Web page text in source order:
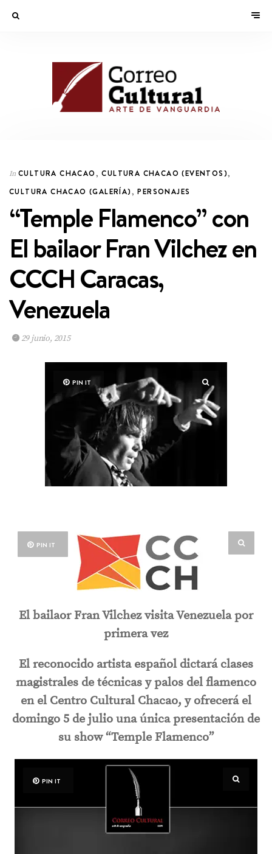
In CULTURA CHACAO,CULTURA CHACAO (EVENTOS),
CULTURA CHACAO (GALERÍA),PERSONAJES
“Temple Flamenco” con
El bailaor Fran Vilchez en
CCCH Caracas,
Venezuela
29 junio, 2015
PIN IT
PIN IT
El bailaor Fran Vilchez visita Venezuela por
primera vez
El reconocido artista español dictará clases
magistrales de técnicas y palos del flamenco
en el Centro Cultural Chacao, y ofrecerá el
domingo 5 de julio una única presentación de
su show “Temple Flamenco”
PIN IT